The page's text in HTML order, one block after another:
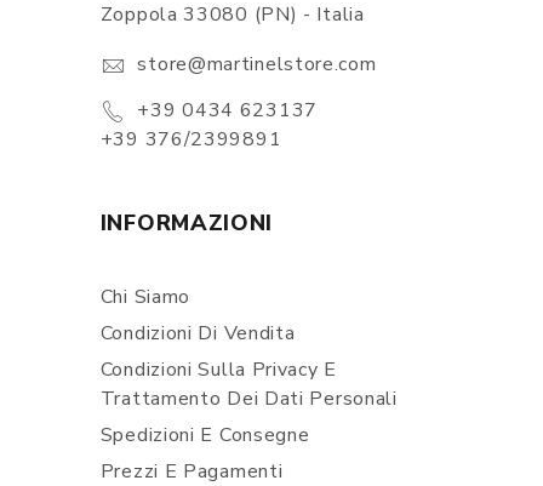
Zoppola 33080 (PN) - Italia
store@martinelstore.com
+39 0434 623137
+39 376/2399891
INFORMAZIONI
Chi Siamo
Condizioni Di Vendita
Condizioni Sulla Privacy E
Trattamento Dei Dati Personali
Spedizioni E Consegne
Prezzi E Pagamenti